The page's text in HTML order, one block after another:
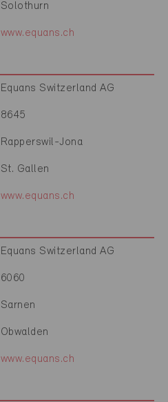
Solothurn
www.equans.ch
Equans Switzerland AG
8645
Rapperswil-Jona
St. Gallen
www.equans.ch
Equans Switzerland AG
6060
Sarnen
Obwalden
www.equans.ch